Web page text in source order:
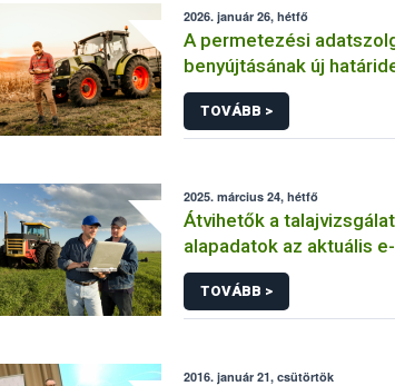
2026. január 26, hétfő
A permetezési
benyújtásának új
TOVÁBB >
2025. március 24, hétfő
Átvihetők a
alapadatok az aktuális e-
Gazdálkodási Naplóba
TOVÁBB >
2016. január 21, csütörtök